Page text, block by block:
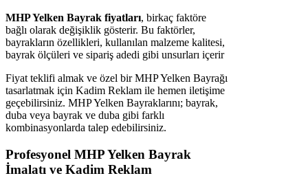
MHP Yelken Bayrak fiyatları, birkaç faktöre
bağlı olarak değişiklik gösterir. Bu faktörler,
bayrakların özellikleri, kullanılan malzeme kalitesi,
bayrak ölçüleri ve sipariş adedi gibi unsurları içerir
Fiyat teklifi almak ve özel bir MHP Yelken Bayrağı
tasarlatmak için Kadim Reklam ile hemen iletişime
geçebilirsiniz. MHP Yelken Bayraklarını; bayrak,
duba veya bayrak ve duba gibi farklı
kombinasyonlarda talep edebilirsiniz.
Profesyonel MHP Yelken Bayrak
İmalatı ve Kadim Reklam